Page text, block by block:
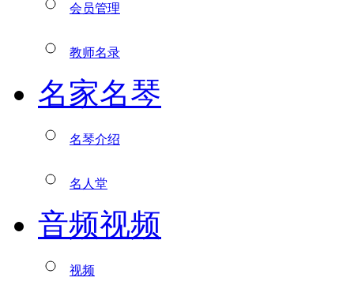
会员管理
教师名录
名家名琴
名琴介绍
名人堂
音频视频
视频